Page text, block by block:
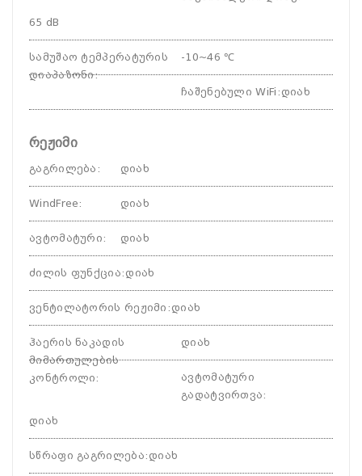
65 dB
სამუშაო ტემპერატურის
დიაპაზონი:
-10~46 ℃
ჩაშენებული WiFi : დიახ
რეჟიმი
გაგრილება : დიახ
WindFree: დიახ
ავტომატური: დიახ
ძილის ფუნქცია: დიახ
ვენტილატორის რეჟიმი : დიახ
ჰაერის ნაკადის
მიმართულების
კონტროლი:
დიახ
ავტომატური
გადატვირთვა:
დიახ
სწრაფი გაგრილება: დიახ